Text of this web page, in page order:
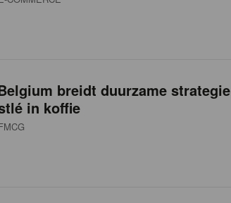
breidt duurzame strategie
in koffie